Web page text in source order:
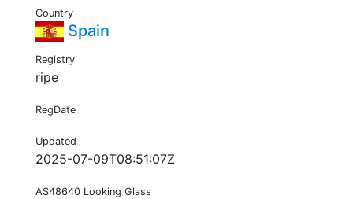
Country
Spain
Registry
ripe
RegDate
Updated
2025-07-09T08:51:07Z
AS48640 Looking Glass